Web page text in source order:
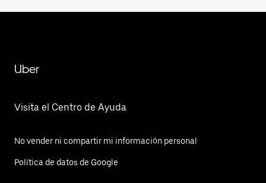
Uber
Visita el Centro de Ayuda
No vender ni compartir mi información personal
Política de datos de Google